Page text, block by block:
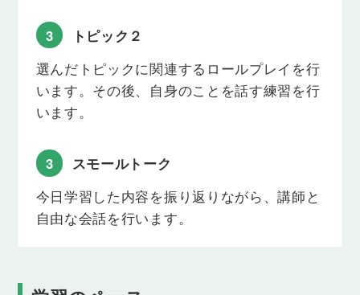
Lesson 18
町の施設
町の施設について話してみましょう。
Lesson 19
あなたの国について話してみましょう。
インターネット
インターネットについて話してみましょう。
3
トピック２
選んだトピックに関連するロールプレイを行
います。その後、自身のことを話す練習を行
います。
3
スモールトーク
今日学習した内容を振り返りながら、講師と
自由な会話を行います。